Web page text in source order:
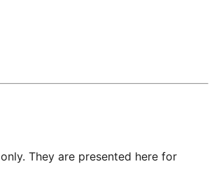
They are presented here for